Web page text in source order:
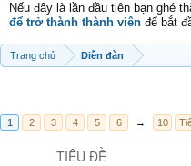
Nếu đây là lần đầu tiên bạn ghé
để trở thành thành viên để bắt
Trang chủ Diễn đàn
1 2 3 4 5 6 → 10
TIÊU ĐỀ